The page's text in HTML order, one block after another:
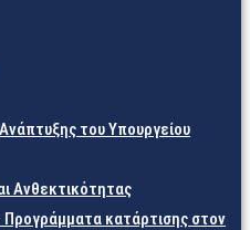
του Υπουργείου
Ανθεκτικότητας
κατάρτισης στον